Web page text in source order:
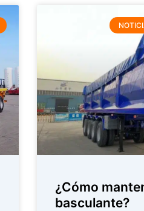
¿Cómo
basculante?